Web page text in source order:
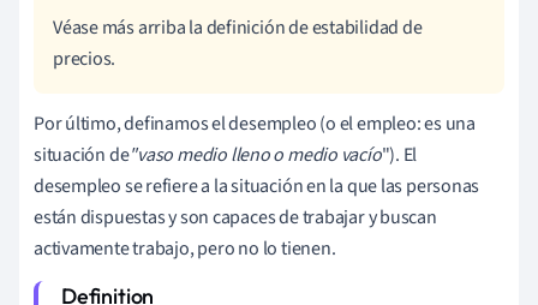
Véase más arriba la definición de estabilidad de
precios.
Por último, definamos el desempleo (o el empleo: es una
situación de"vaso medio lleno o medio vacío"). El
desempleo se refiere a la situación en la que las personas
están dispuestas y son capaces de trabajar y buscan
activamente trabajo, pero no lo tienen.